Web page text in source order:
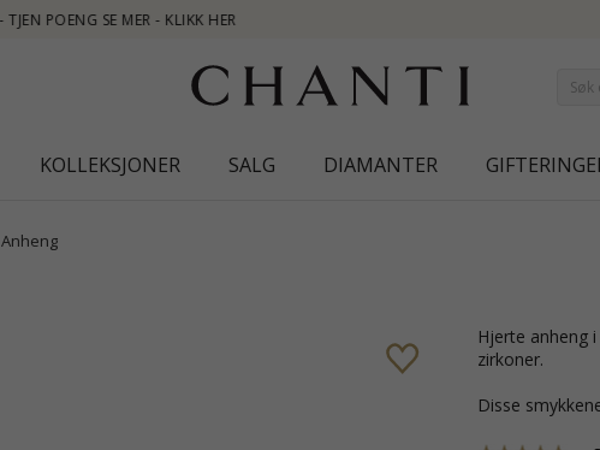
KOLLEKSJONER SALG DIAMANTER
Anheng
hjerte anheng i 9 karat gull med blank overflate og 27 fasettslipte hvite
zirkoner.
Disse